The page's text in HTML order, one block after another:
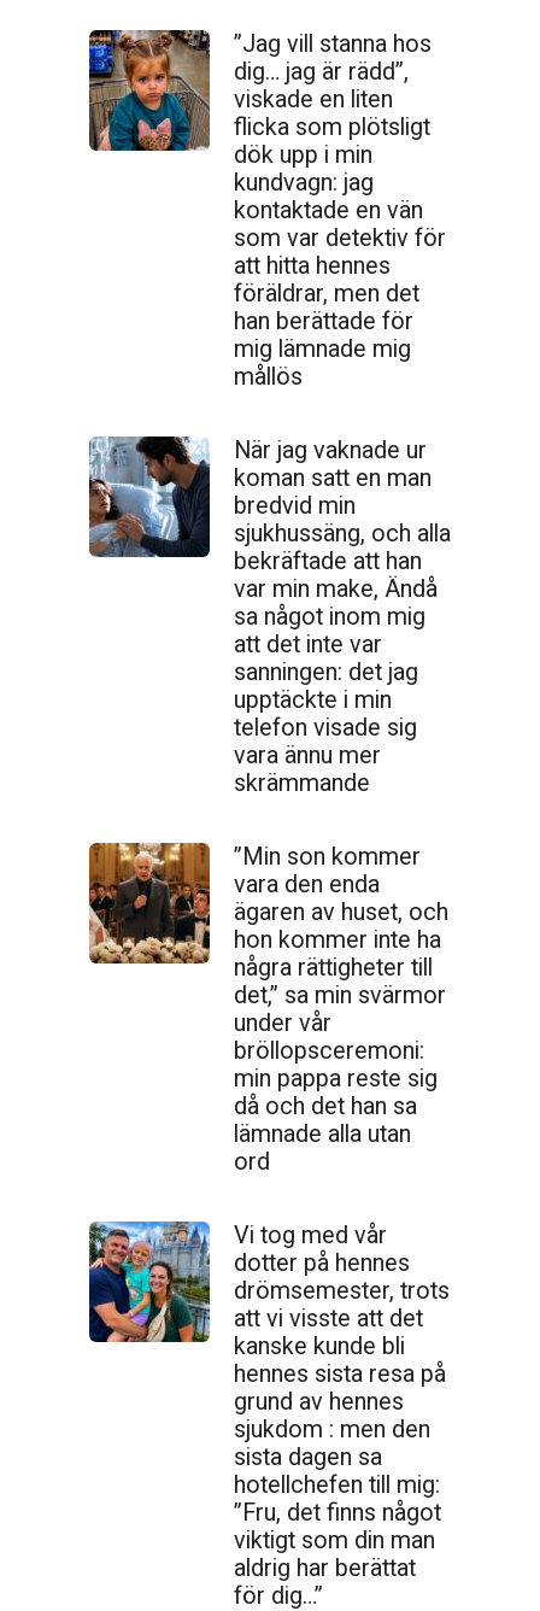
”Jag vill stanna hos
dig… jag är rädd”,
viskade en liten
flicka som plötsligt
dök upp i min
kundvagn: jag
kontaktade en vän
som var detektiv för
att hitta hennes
föräldrar, men det
han berättade för
mig lämnade mig
mållös
När jag vaknade ur
koman satt en man
bredvid min
sjukhussäng, och alla
bekräftade att han
var min make, Ändå
sa något inom mig
att det inte var
sanningen: det jag
upptäckte i min
telefon visade sig
vara ännu mer
skrämmande
”Min son kommer
vara den enda
ägaren av huset, och
hon kommer inte ha
några rättigheter till
det,” sa min svärmor
under vår
bröllopsceremoni:
min pappa reste sig
då och det han sa
lämnade alla utan
ord
Vi tog med vår
dotter på hennes
drömsemester, trots
att vi visste att det
kanske kunde bli
hennes sista resa på
grund av hennes
sjukdom : men den
sista dagen sa
hotellchefen till mig:
”Fru, det finns något
viktigt som din man
aldrig har berättat
för dig…”